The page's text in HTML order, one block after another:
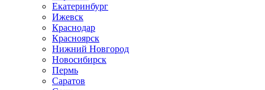
Екатеринбург
Ижевск
Краснодар
Красноярск
Нижний Новгород
Новосибирск
Пермь
Саратов